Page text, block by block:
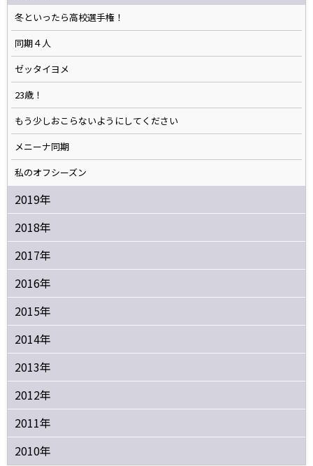
冬といったら高校選手権！
同期４人
ゼッタイヨメ
23歳！
もう少しおこらないようにしてください
メニーナ同期
私のオフシーズン
2019年
2018年
2017年
2016年
2015年
2014年
2013年
2012年
2011年
2010年